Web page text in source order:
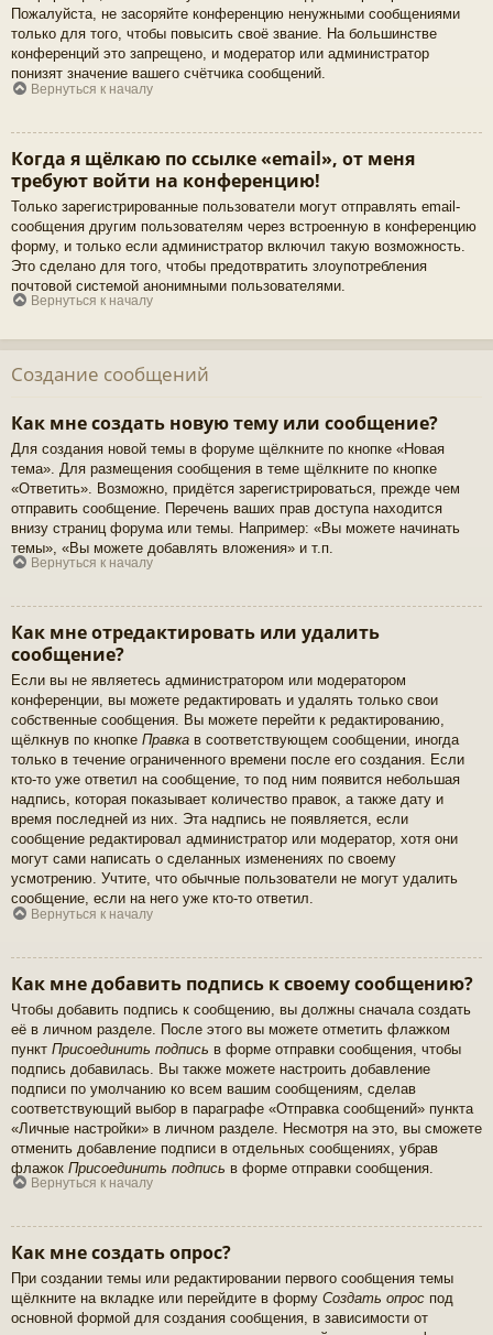
Пожалуйста, не засоряйте конференцию ненужными сообщениями
только для того, чтобы повысить своё звание. На большинстве
конференций это запрещено, и модератор или администратор
понизят значение вашего счётчика сообщений.
Вернуться к началу
Когда я щёлкаю по ссылке «email», от меня
требуют войти на конференцию!
Только зарегистрированные пользователи могут отправлять email-
сообщения другим пользователям через встроенную в конференцию
форму, и только если администратор включил такую возможность.
Это сделано для того, чтобы предотвратить злоупотребления
почтовой системой анонимными пользователями.
Вернуться к началу
Создание сообщений
Как мне создать новую тему или сообщение?
Для создания новой темы в форуме щёлкните по кнопке «Новая
тема». Для размещения сообщения в теме щёлкните по кнопке
«Ответить». Возможно, придётся зарегистрироваться, прежде чем
отправить сообщение. Перечень ваших прав доступа находится
внизу страниц форума или темы. Например: «Вы можете начинать
темы», «Вы можете добавлять вложения» и т.п.
Вернуться к началу
Как мне отредактировать или удалить
сообщение?
Если вы не являетесь администратором или модератором
конференции, вы можете редактировать и удалять только свои
собственные сообщения. Вы можете перейти к редактированию,
щёлкнув по кнопке Правка в соответствующем сообщении, иногда
только в течение ограниченного времени после его создания. Если
кто-то уже ответил на сообщение, то под ним появится небольшая
надпись, которая показывает количество правок, а также дату и
время последней из них. Эта надпись не появляется, если
сообщение редактировал администратор или модератор, хотя они
могут сами написать о сделанных изменениях по своему
усмотрению. Учтите, что обычные пользователи не могут удалить
сообщение, если на него уже кто-то ответил.
Вернуться к началу
Как мне добавить подпись к своему сообщению?
Чтобы добавить подпись к сообщению, вы должны сначала создать
её в личном разделе. После этого вы можете отметить флажком
пункт Присоединить подпись в форме отправки сообщения, чтобы
подпись добавилась. Вы также можете настроить добавление
подписи по умолчанию ко всем вашим сообщениям, сделав
соответствующий выбор в параграфе «Отправка сообщений» пункта
«Личные настройки» в личном разделе. Несмотря на это, вы сможете
отменить добавление подписи в отдельных сообщениях, убрав
флажок Присоединить подпись в форме отправки сообщения.
Вернуться к началу
Как мне создать опрос?
При создании темы или редактировании первого сообщения темы
щёлкните на вкладке или перейдите в форму Создать опрос под
основной формой для создания сообщения, в зависимости от